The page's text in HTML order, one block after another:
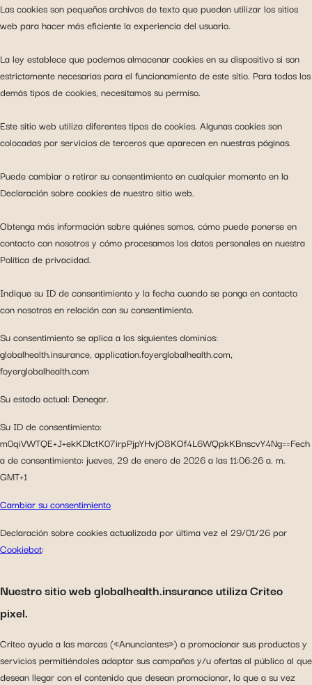
Las cookies son pequeños archivos de texto que pueden utilizar los sitios
web para hacer más eficiente la experiencia del usuario.
La ley establece que podemos almacenar cookies en su dispositivo si son
estrictamente necesarias para el funcionamiento de este sitio. Para todos los
demás tipos de cookies, necesitamos su permiso.
Este sitio web utiliza diferentes tipos de cookies. Algunas cookies son
colocadas por servicios de terceros que aparecen en nuestras páginas.
Puede cambiar o retirar su consentimiento en cualquier momento en la
Declaración sobre cookies de nuestro sitio web.
Obtenga más información sobre quiénes somos, cómo puede ponerse en
contacto con nosotros y cómo procesamos los datos personales en nuestra
Política de privacidad.
Indique su ID de consentimiento y la fecha cuando se ponga en contacto
con nosotros en relación con su consentimiento.
Su consentimiento se aplica a los siguientes dominios:
globalhealth.insurance, application.foyerglobalhealth.com,
foyerglobalhealth.com
Su estado actual: Denegar.
Su ID de consentimiento:
m0qiVWTQE+J+ekKDlctK07irpPjpYHvjO8KOf4L6WQpkKBnscvY4Ng==Fech
a de consentimiento: jueves, 29 de enero de 2026 a las 11:06:26 a. m.
GMT+1
Cambiar su consentimiento
Declaración sobre cookies actualizada por última vez el 29/01/26 por
Cookiebot:
Nuestro sitio web globalhealth.insurance utiliza Criteo
pixel.
Criteo ayuda a las marcas («Anunciantes») a promocionar sus productos y
servicios permitiéndoles adaptar sus campañas y/u ofertas al público al que
desean llegar con el contenido que desean promocionar, lo que a su vez